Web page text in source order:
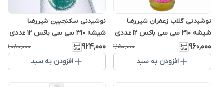
نوشیدنی گلاب زعفران شیررضا
شیشه 310 سی سی باکس 12 عددی
۹۶۰٬۰۰۰ ۱٬۱۵۰٬۰۰۰
افزودن به سبد
نوشیدنی سکنجبین شیررضا
شیشه 310 سی سی باکس 12 عددی
۹۲۴٬۰۰۰ ۱٬۰۸۰٬۰۰۰
افزودن به سبد